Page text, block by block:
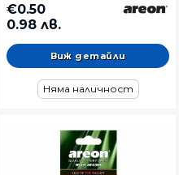
€0.50
0.98 лв.
Виж детайли
Няма наличност